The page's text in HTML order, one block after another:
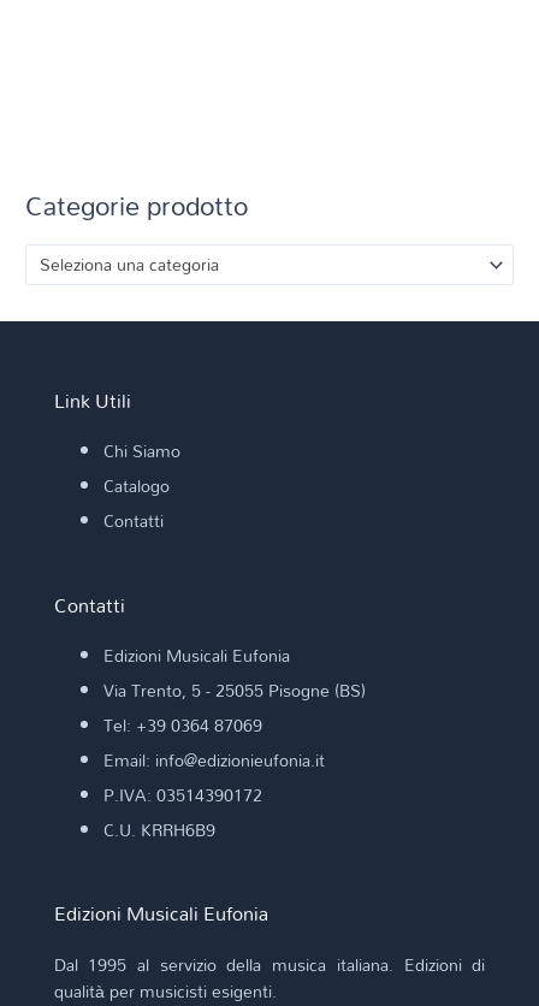
Categorie prodotto
Seleziona una categoria
Link Utili
Chi Siamo
Catalogo
Contatti
Contatti
Edizioni Musicali Eufonia
Via Trento, 5 - 25055 Pisogne (BS)
Tel: +39 0364 87069
Email: info@edizionieufonia.it
P.IVA: 03514390172
C.U. KRRH6B9
Edizioni Musicali Eufonia
Dal 1995 al servizio della musica italiana. Edizioni di
qualità per musicisti esigenti.